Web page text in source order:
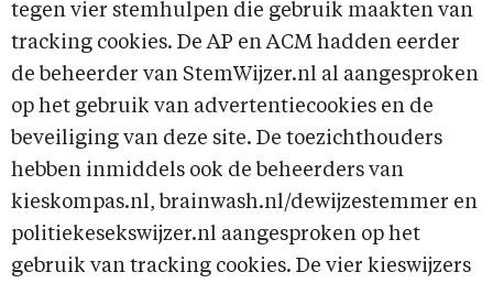
tegen vier stemhulpen die gebruik maakten van
tracking cookies. De AP en ACM hadden eerder
de beheerder van StemWijzer.nl al aangesproken
op het gebruik van advertentiecookies en de
beveiliging van deze site. De toezichthouders
hebben inmiddels ook de beheerders van
kieskompas.nl, brainwash.nl/dewijzestemmer en
politiekesekswijzer.nl aangesproken op het
gebruik van tracking cookies. De vier kieswijzers